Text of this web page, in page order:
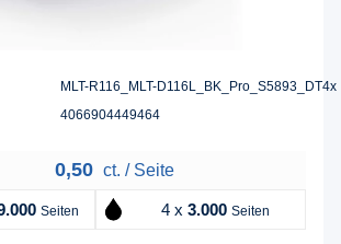
MLT-R116_MLT-D116L_BK_Pro_S5893_DT4x
4066904449464
0,50 ct. / Seite
Seiten 4 x 3.000 Seiten